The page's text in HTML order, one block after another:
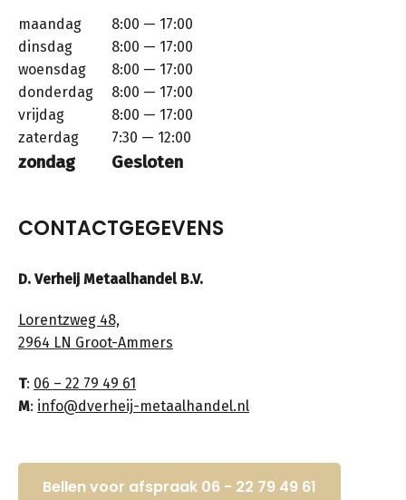
maandag
8:00 — 17:00
dinsdag
8:00 — 17:00
woensdag
8:00 — 17:00
donderdag
8:00 — 17:00
vrijdag
8:00 — 17:00
zaterdag
7:30 — 12:00
zondag Gesloten
CONTACTGEGEVENS
D. Verheij Metaalhandel B.V.
Lorentzweg 48,
2964 LN Groot-Ammers
T: 06 – 22 79 49 61
M: info@dverheij-metaalhandel.nl
Bellen voor afspraak 06 - 22 79 49 61